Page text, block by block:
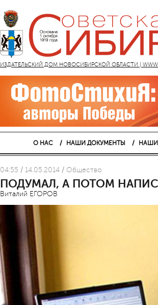
ИЗДАТЕЛЬСКИЙ ДОМ НОВОСИБИРСКОЙ ОБЛАСТИ |
О НАС НАШИ ДОКУМЕНТЫ
04:55 / 14.05.2014 / Общество
ПОДУМАЛ, А ПОТОМ
Виталий ЕГОРОВ